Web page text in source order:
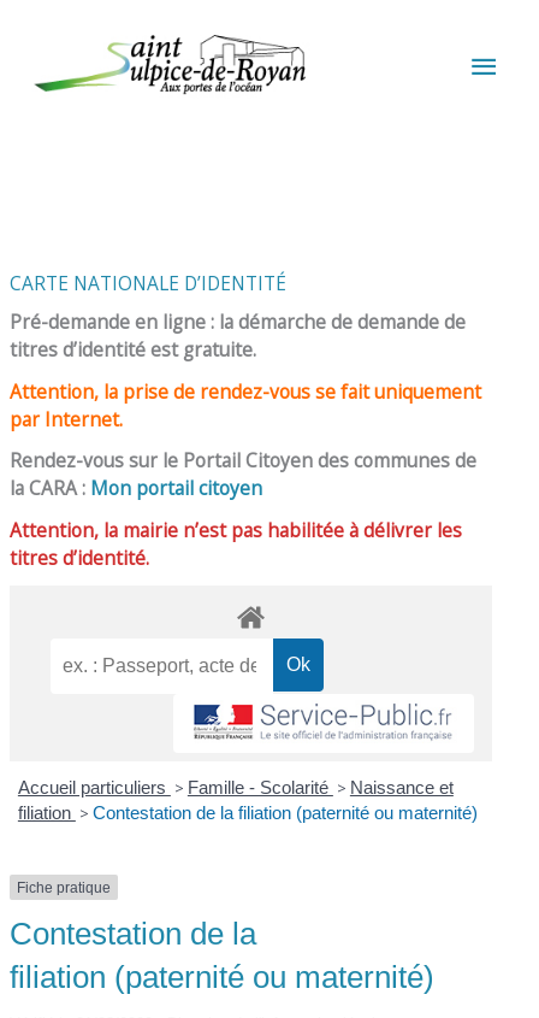
CARTE NATIONALE D’IDENTITÉ
Pré-demande en ligne : la démarche de demande de
titres d’identité est gratuite.
Attention, la prise de rendez-vous se fait uniquement
par Internet.
Rendez-vous sur le Portail Citoyen des communes de
la CARA : Mon portail citoyen
Attention, la mairie n’est pas habilitée à délivrer les
titres d’identité.
Accueil particuliers > Famille - Scolarité > Naissance et
filiation > Contestation de la filiation (paternité ou maternité)
Fiche pratique
Contestation de la
filiation (paternité ou maternité)